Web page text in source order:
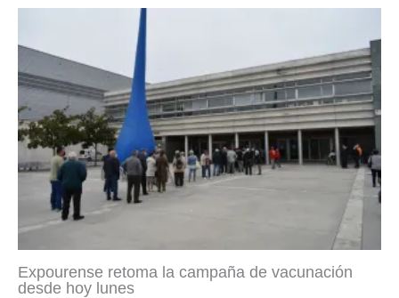
Expourense retoma la campaña de vacunación
desde hoy lunes